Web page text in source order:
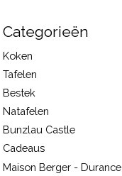
Categorieën
Koken
Tafelen
Bestek
Natafelen
Bunzlau Castle
Cadeaus
Maison Berger - Durance